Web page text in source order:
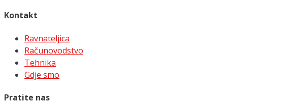
Kontakt
Ravnateljica
Računovodstvo
Tehnika
Gdje smo
Pratite nas